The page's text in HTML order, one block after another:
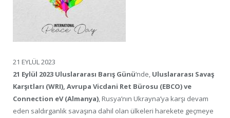
21 EYLÜL 2023
21 Eylül 2023 Uluslararası Barış Günü‘nde, Uluslararası Savaş
Karşıtları (WRI), Avrupa Vicdani Ret Bürosu (EBCO) ve
Connection eV (Almanya), Rusya’nın Ukrayna’ya karşı devam
eden saldırganlık savaşına dahil olan ülkeleri harekete geçmeye